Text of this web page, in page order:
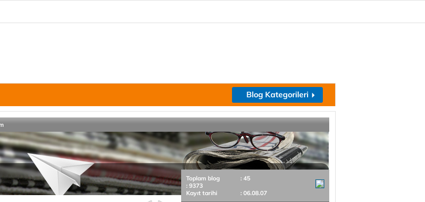
Blog Kategorileri
Toplam blog
: 45
: 9373
Kayıt tarihi
: 06.08.07